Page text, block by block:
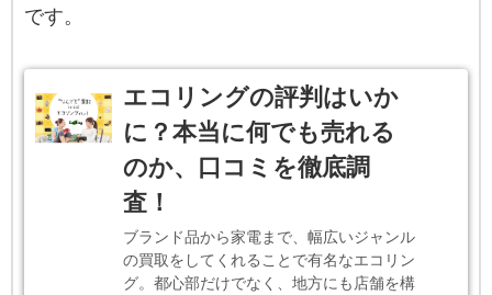
です。
エコリングの評判はいか
に？本当に何でも売れる
のか、口コミを徹底調
査！
ブランド品から家電まで、幅広いジャンル
の買取をしてくれることで有名なエコリン
グ。都心部だけでなく、地方にも店舗を構